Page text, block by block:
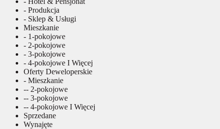
- Produkcja
- Sklep & Usługi
Mieszkanie
- 1-pokojowe
- 2-pokojowe
- 3-pokojowe
- 4-pokojowe I Więcej
Oferty Deweloperskie
- Mieszkanie
-- 2-pokojowe
-- 3-pokojowe
-- 4-pokojowe I Więcej
Sprzedane
Wynajęte